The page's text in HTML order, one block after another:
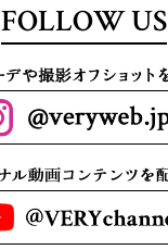
FOLLOW US